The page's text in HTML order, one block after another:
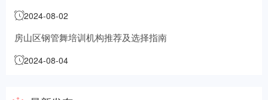
2024-08-02
房山区钢管舞培训机构推荐及选择指南
2024-08-04